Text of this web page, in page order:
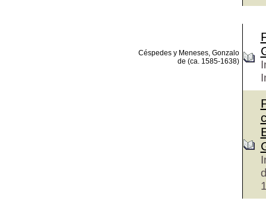
Céspedes y Meneses, Gonzalo
de (ca. 1585-1638)